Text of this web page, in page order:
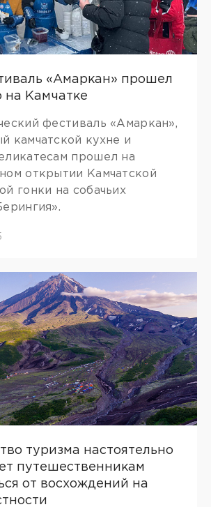
«Амаркан» прошел
на Камчатке
фестиваль «Амаркан»,
камчатской кухне и
прошел на
открытии Камчатской
гонки на собачьих
туризма настоятельно
путешественникам
от восхождений на